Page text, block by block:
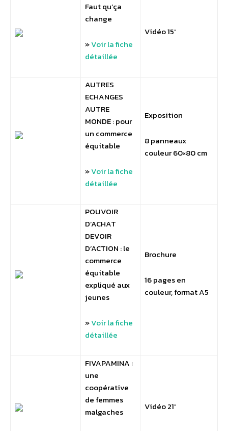
Faut qu’ça
change
»Voir la fiche
détaillée
Vidéo 15′
AUTRES
ECHANGES
AUTRE
MONDE :pour
un commerce
équitable
»Voir la fiche
détaillée
Exposition
8 panneaux
couleur 60×80 cm
POUVOIR
D’ACHAT
DEVOIR
D’ACTION :le
commerce
équitable
expliqué aux
jeunes
»Voir la fiche
détaillée
Brochure
16 pages en
couleur, format A5
FIVAPAMINA :
une
coopérative
de femmes
malgaches
Vidéo 21′